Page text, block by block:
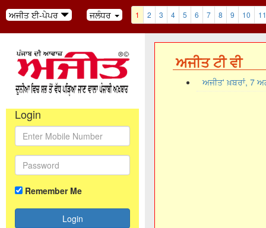
ਅਜੀਤ ਈ-ਪੇਪਰ ਜਲੰਧਰ 1 2 3 4 5 6 7 8 9 10 11
Login
Remember Me
ਅਜੀਤ ਟੀ ਵੀ
ਅਜੀਤ' ਖ਼ਬਰਾਂ, 7